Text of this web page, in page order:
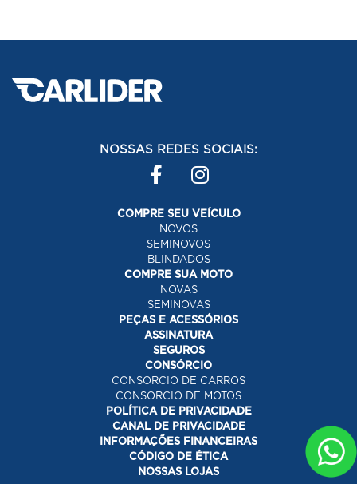
NOSSAS REDES SOCIAIS:
COMPRE SEU VEÍCULO
NOVOS
SEMINOVOS
BLINDADOS
COMPRE SUA MOTO
NOVAS
SEMINOVAS
PEÇAS E ACESSÓRIOS
ASSINATURA
SEGUROS
CONSÓRCIO
CONSORCIO DE CARROS
CONSORCIO DE MOTOS
POLÍTICA DE PRIVACIDADE
CANAL DE PRIVACIDADE
INFORMAÇÕES FINANCEIRAS
CÓDIGO DE ÉTICA
NOSSAS LOJAS